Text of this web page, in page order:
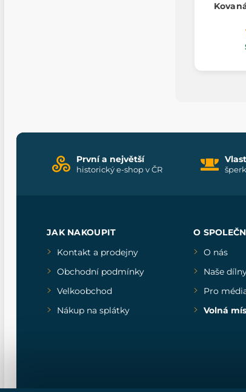
První a největší
historický e-shop v ČR
JAK NAKOUPIT
Kontakt a prodejny
Obchodní podmínky
Velkoobchod
Nákup na splátky
O
O nás
Naše
Pro
Volná